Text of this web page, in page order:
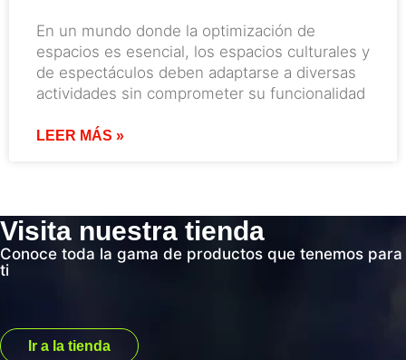
En un mundo donde la optimización de
espacios es esencial, los espacios culturales y
de espectáculos deben adaptarse a diversas
actividades sin comprometer su funcionalidad
LEER MÁS »
Visita nuestra tienda
Conoce toda la gama de productos que tenemos para
ti
Ir a la tienda